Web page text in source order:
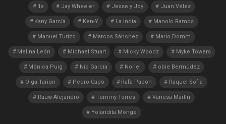
Ile Jay Wheeler Jesse y Joy Juan Vélez
Kany García Ken-Y La India Manolo Ramos
Manuel Turizo Marcos Sánchez Mario Domm
Melina León Michael Stuart Micky Woodz Myke Towers
Mónica Puig Nio García Noriel obie Bermúdez
Olga Tañón Pedro Capó Rafa Pabón Raquel Sofía
Rauw Alejandro Tommy Torres Vanesa Martín
Yolandita Monge